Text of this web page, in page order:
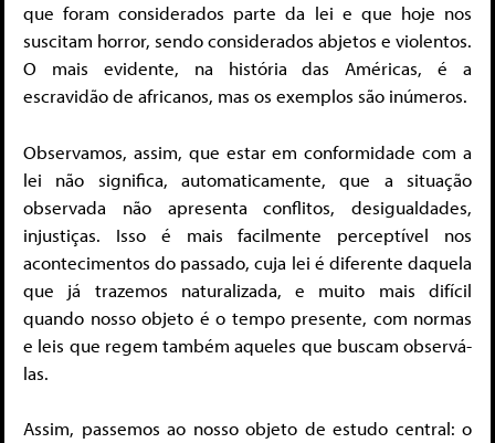
que foram considerados parte da lei e que hoje nos
suscitam horror, sendo considerados abjetos e violentos.
O mais evidente, na história das Américas, é a
escravidão de africanos, mas os exemplos são inúmeros.
Observamos, assim, que estar em conformidade com a
lei não significa, automaticamente, que a situação
observada não apresenta conflitos, desigualdades,
injustiças. Isso é mais facilmente perceptível nos
acontecimentos do passado, cuja lei é diferente daquela
que já trazemos naturalizada, e muito mais difícil
quando nosso objeto é o tempo presente, com normas
e leis que regem também aqueles que buscam observá-
las.
Assim, passemos ao nosso objeto de estudo central: o